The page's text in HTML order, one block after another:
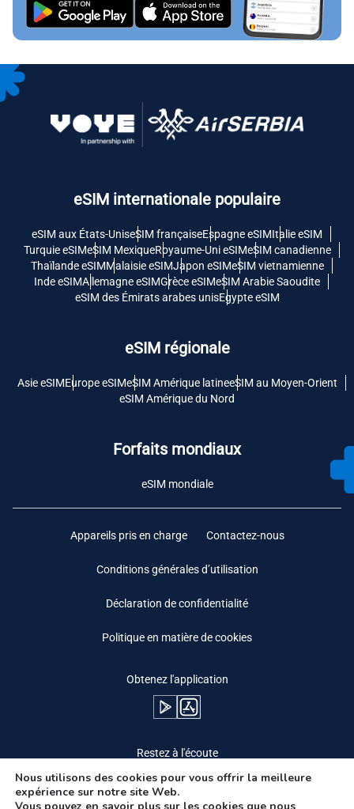
eSIM internationale populaire
eSIM aux États-UniseSIM françaiseEspagne eSIMItalie eSIM
Turquie eSIMeSIM MexiqueRoyaume-Uni eSIMeSIM canadienne
Thaïlande eSIMMalaisie eSIMJapon eSIMeSIM vietnamienne
Inde eSIMAllemagne eSIMGrèce eSIMeSIM Arabie Saoudite
eSIM des Émirats arabes unisEgypte eSIM
eSIM régionale
Asie eSIMEurope eSIMeSIM Amérique latineeSIM au Moyen-Orient
eSIM Amérique du Nord
Forfaits mondiaux
eSIM mondiale
Appareils pris en charge Contactez-nous
Conditions générales d’utilisation
Déclaration de confidentialité
Politique en matière de cookies
Obtenez l'application
Restez à l'écoute
Nous utilisons des cookies pour vous offrir la meilleure
expérience sur notre site Web.